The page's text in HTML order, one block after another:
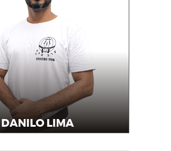
DANILO LIMA
Professor